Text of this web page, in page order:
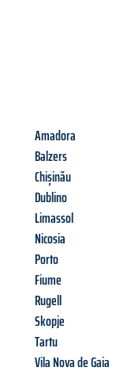
Amadora
Balzers
Chișinău
Dublino
Limassol
Nicosia
Porto
Fiume
Rugell
Skopje
Tartu
Vila Nova de Gaia